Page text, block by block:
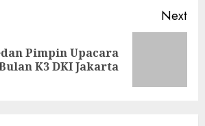
Next
Pimpin Upacara
K3 DKI Jakarta